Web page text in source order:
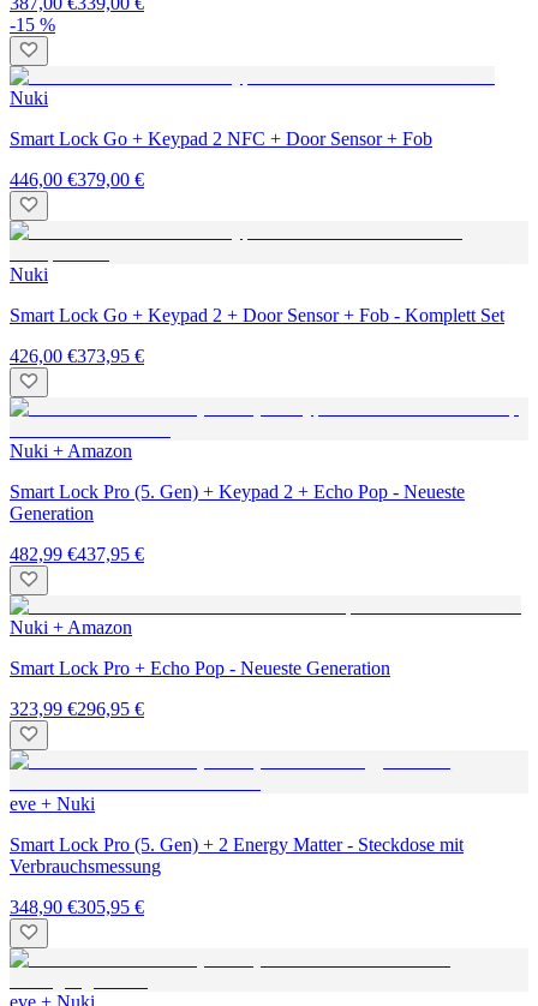
-15 %
Nuki
Smart Lock Go + Keypad 2 NFC + Door Sensor + Fob
446,00 €379,00 €
Nuki
Smart Lock Go + Keypad 2 + Door Sensor + Fob - Komplett Set
426,00 €373,95 €
Nuki + Amazon
Smart Lock Pro (5. Gen) + Keypad 2 + Echo Pop - Neueste
Generation
482,99 €437,95 €
Nuki + Amazon
Smart Lock Pro + Echo Pop - Neueste Generation
323,99 €296,95 €
eve + Nuki
Smart Lock Pro (5. Gen) + 2 Energy Matter - Steckdose mit
Verbrauchsmessung
348,90 €305,95 €
eve + Nuki